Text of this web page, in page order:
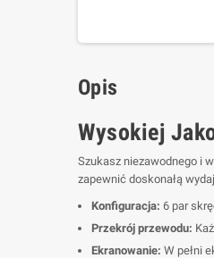
Opis
Wysokiej
Szukasz niezawodnego i
zapewnić doskonałą
Konfiguracja: 6 par
Przekrój przewodu:
Ekranowanie: W pełni